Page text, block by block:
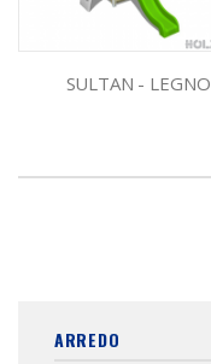
SULTAN - LEGNO
ARREDO